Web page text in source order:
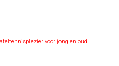
voor jong en oud!